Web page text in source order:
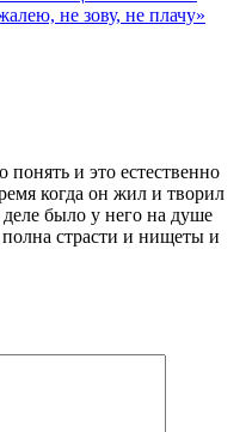
не зову, не плачу»
и это естественно
когда он жил и творил
деле было у него на душе
полна страсти и нищеты и